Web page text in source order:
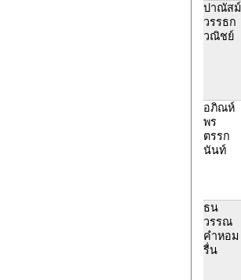
ปาณัสม์
วรรธก
วณิชย์
อภิณห์
พร
ตรรก
นันท์
ธน
วรรณ
คำหอม
รื่น